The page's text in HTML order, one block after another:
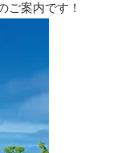
ご案内です！